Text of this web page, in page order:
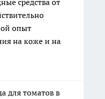
средства от
опыт
на коже и на
для томатов в